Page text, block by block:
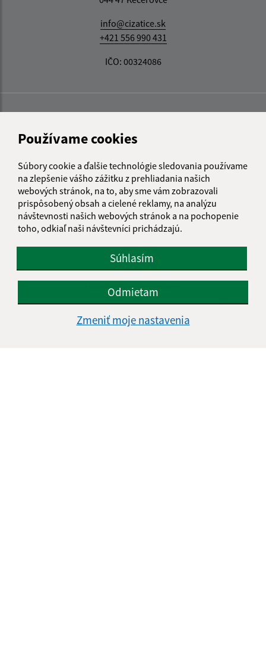
Používame cookies
Súbory cookie a ďalšie technológie sledovania používame
na zlepšenie vášho zážitku z prehliadania našich
webových stránok, na to, aby sme vám zobrazovali
prispôsobený obsah a cielené reklamy, na analýzu
návštevnosti našich webových stránok a na pochopenie
toho, odkiaľ naši návštevníci prichádzajú.
Súhlasím
Odmietam
Zmeniť moje nastavenia
info@cizatice.sk
+421 556 990 431
IČO: 00324086
Informácie o stránke:
Autorské práva